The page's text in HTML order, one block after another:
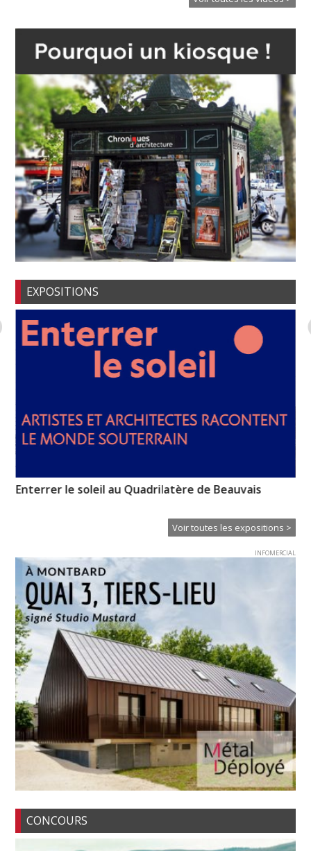
EXPOSITIONS
Enterrer le soleil au Quadrilatère de Beauvais
Voir toutes les expositions >
INFOMERCIAL
CONCOURS